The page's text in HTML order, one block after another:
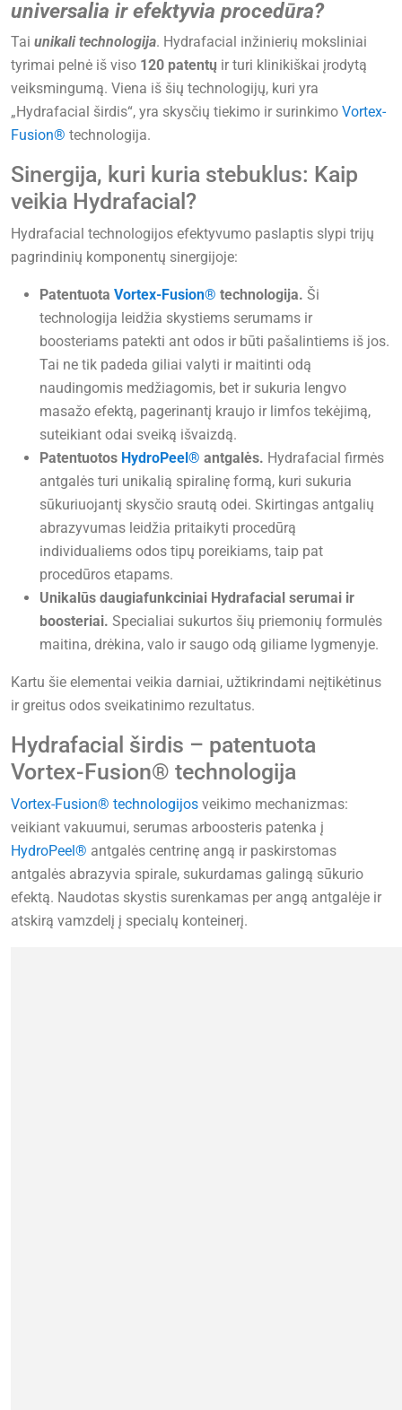
universalia ir efektyvia procedūra?
Tai unikali technologija. Hydrafacial inžinierių moksliniai
tyrimai pelnė iš viso 120 patentų ir turi klinikiškai įrodytą
veiksmingumą. Viena iš šių technologijų, kuri yra
„Hydrafacial širdis“, yra skysčių tiekimo ir surinkimo Vortex-
Fusion® technologija.
Sinergija, kuri kuria stebuklus: Kaip
veikia Hydrafacial?
Hydrafacial technologijos efektyvumo paslaptis slypi trijų
pagrindinių komponentų sinergijoje:
Patentuota Vortex-Fusion® technologija. Ši
technologija leidžia skystiems serumams ir
boosteriams patekti ant odos ir būti pašalintiems iš jos.
Tai ne tik padeda giliai valyti ir maitinti odą
naudingomis medžiagomis, bet ir sukuria lengvo
masažo efektą, pagerinantį kraujo ir limfos tekėjimą,
suteikiant odai sveiką išvaizdą.
Patentuotos HydroPeel® antgalės. Hydrafacial firmės
antgalės turi unikalią spiralinę formą, kuri sukuria
sūkuriuojantį skysčio srautą odei. Skirtingas antgalių
abrazyvumas leidžia pritaikyti procedūrą
individualiems odos tipų poreikiams, taip pat
procedūros etapams.
Unikalūs daugiafunkciniai Hydrafacial serumai ir
boosteriai. Specialiai sukurtos šių priemonių formulės
maitina, drėkina, valo ir saugo odą giliame lygmenyje.
Kartu šie elementai veikia darniai, užtikrindami neįtikėtinus
ir greitus odos sveikatinimo rezultatus.
Hydrafacial širdis – patentuota
Vortex-Fusion® technologija
Vortex-Fusion® technologijos veikimo mechanizmas:
veikiant vakuumui, serumas arboosteris patenka į
HydroPeel® antgalės centrinę angą ir paskirstomas
antgalės abrazyvia spirale, sukurdamas galingą sūkurio
efektą. Naudotas skystis surenkamas per angą antgalėje ir
atskirą vamzdelį į specialų konteinerį.